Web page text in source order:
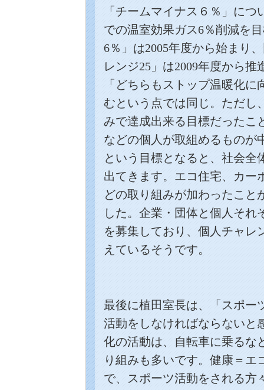
「チームマイナス６％」につ
での温室効果ガス6％削減を
6％」は2005年度から始まり
レンジ25 」は2009年度から推
「どちらもストップ温暖化
むという点では同じ。ただし
みで達成出来る目標だったこ
などの個人が取組めるものが
という目標となると、社会全
出てきます。エコ住宅、カー
どの取り組みが加わったこと
した。企業・団体と個人それ
を募集しており、個人チャレ
えているそうです。
最後に植田室長は、「スポー
活動をしなければならないと
化の活動は、自転車に乗るな
り組みも多いです。健康＝エ
で、スポーツ活動をされる方